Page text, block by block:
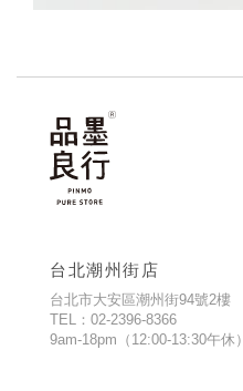
台北潮州街店
台北市大安區潮州街94號2樓
TEL：02-2396-8366
9am-18pm（12:00-13:30午休）